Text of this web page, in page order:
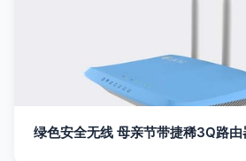
绿色安全无线 母亲节带捷稀3Q路由